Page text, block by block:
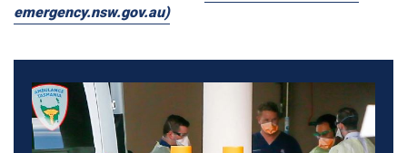
emergency.nsw.gov.au)